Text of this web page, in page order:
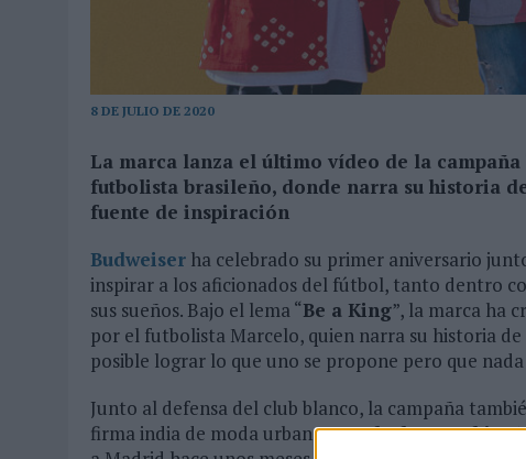
‘LA VUELTA’, DE FENOMENAL PARA MÁLAGA CF
8 DE JULIO DE 2020
La marca lanza el último vídeo de la
futbolista brasileño, donde narra su historia
fuente de inspiración
Budweiser ha celebrado su primer aniversario
inspirar a los aficionados del fútbol, tanto dentro
sus sueños. Bajo el lema “Be a King”, la marca ha
por el futbolista Marcelo, quien narra su historia
posible lograr lo que uno se propone pero que
Junto al defensa del club blanco, la campaña
firma india de moda urbanaNorBlack NorWhite